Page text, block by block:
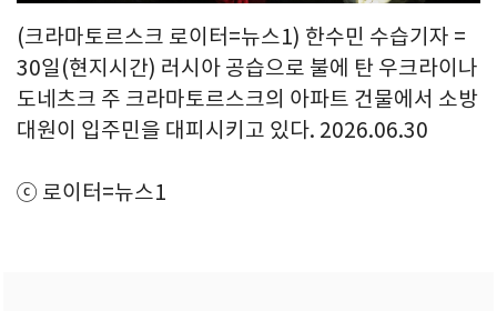
(크라마토르스크 로이터=뉴스1) 한수민 수습기자 =
30일(현지시간) 러시아 공습으로 불에 탄 우크라이나
도네츠크 주 크라마토르스크의 아파트 건물에서 소방
대원이 입주민을 대피시키고 있다. 2026.06.30
ⓒ 로이터=뉴스1